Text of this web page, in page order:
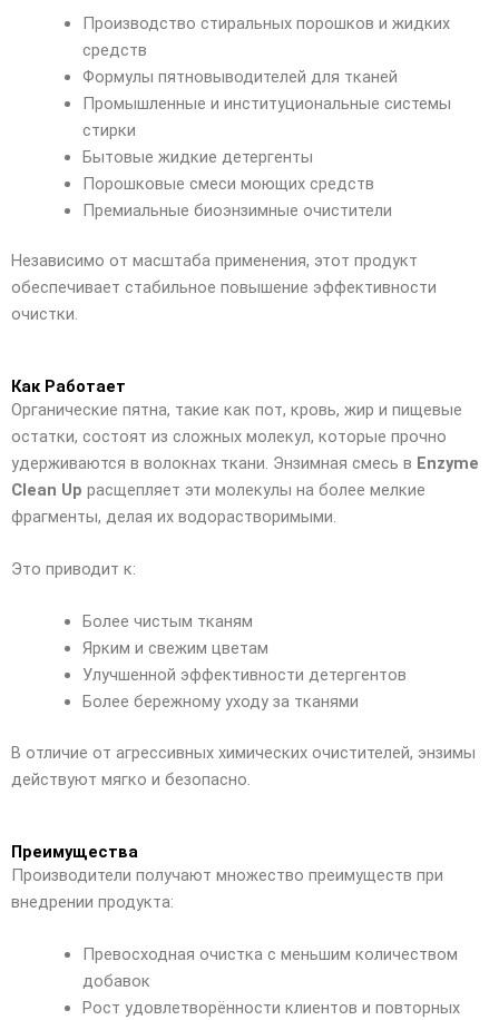
Производство стиральных порошков и жидких
средств
Формулы пятновыводителей для тканей
Промышленные и институциональные системы
стирки
Бытовые жидкие детергенты
Порошковые смеси моющих средств
Премиальные биоэнзимные очистители
Независимо от масштаба применения, этот продукт
обеспечивает стабильное повышение эффективности
очистки.
Как Работает
Органические пятна, такие как пот, кровь, жир и пищевые
остатки, состоят из сложных молекул, которые прочно
удерживаются в волокнах ткани. Энзимная смесь в Enzyme
Clean Up расщепляет эти молекулы на более мелкие
фрагменты, делая их водорастворимыми.
Это приводит к:
Более чистым тканям
Ярким и свежим цветам
Улучшенной эффективности детергентов
Более бережному уходу за тканями
В отличие от агрессивных химических очистителей, энзимы
действуют мягко и безопасно.
Преимущества
Производители получают множество преимуществ при
внедрении продукта:
Превосходная очистка с меньшим количеством
добавок
Рост удовлетворённости клиентов и повторных